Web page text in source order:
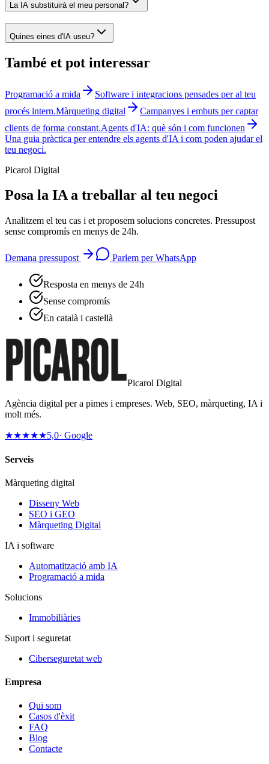
La IA substituirà el meu personal?
Quines eines d'IA useu?
També et pot interessar
Programació a mida
Software i integracions pensades per al teu
procés intern.Màrqueting digital
Campanyes i embuts per captar
clients de forma constant.Agents d'IA: què són i com funcionen
Una guia pràctica per entendre els agents d'IA i com poden ajudar el
teu negoci.
Picarol Digital
Posa la IA a treballar al teu negoci
Analitzem el teu cas i et proposem solucions concretes. Pressupost
sense compromís en menys de 24h.
Demana pressupost Parlem per WhatsApp
Resposta en menys de 24h
Sense compromís
En català i castellà
Picarol Digital
Agència digital per a pimes i empreses. Web, SEO, màrqueting, IA i
molt més.
★★★★★5,0· Google
Serveis
Màrqueting digital
Disseny Web
SEO i GEO
Màrqueting Digital
IA i software
Automatització amb IA
Programació a mida
Solucions
Immobiliàries
Suport i seguretat
Ciberseguretat web
Empresa
Qui som
Casos d'èxit
FAQ
Blog
Contacte